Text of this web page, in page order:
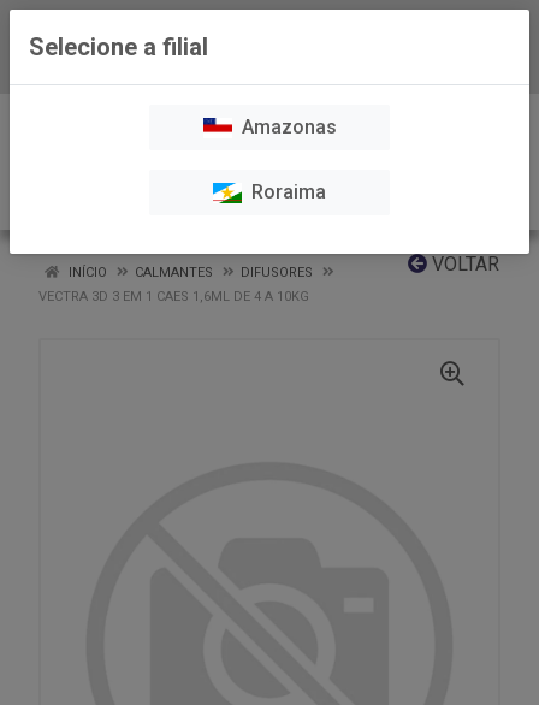
VOLTAR
INÍCIO CALMANTES
DIFUSORES
VECTRA 3D 3 EM 1 CAES 1,6ML DE 4 A 10KG
Selecione a filial
Amazonas
Roraima